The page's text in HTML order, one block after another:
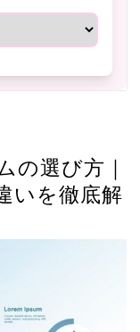
の選び方｜
いを徹底解